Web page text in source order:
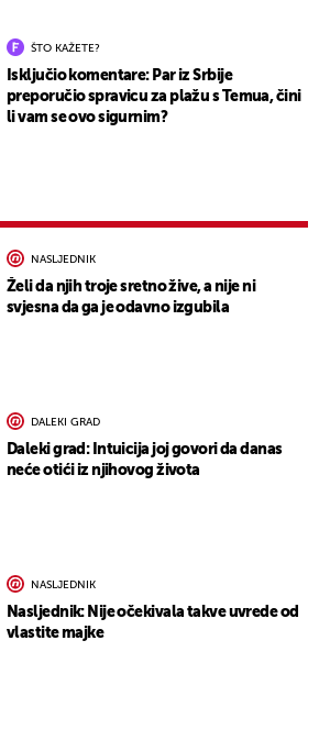
ŠTO KAŽETE?
Isključio komentare: Par iz Srbije
preporučio spravicu za plažu s Temua, čini
li vam se ovo sigurnim?
NASLJEDNIK
Želi da njih troje sretno žive, a nije ni
svjesna da ga je odavno izgubila
DALEKI GRAD
Daleki grad: Intuicija joj govori da danas
neće otići iz njihovog života
NASLJEDNIK
Nasljednik: Nije očekivala takve uvrede od
vlastite majke